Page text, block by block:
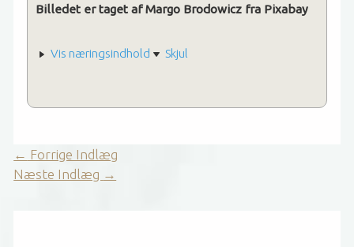
Billedet er taget af Margo Brodowicz fra Pixabay
Vis næringsindhold Skjul
← Forrige Indlæg
Næste Indlæg →